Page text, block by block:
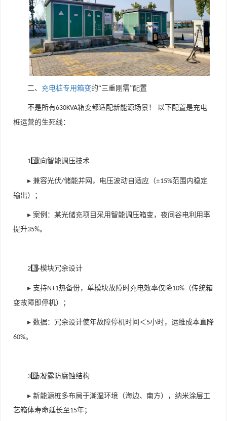
二、 充电桩专用箱变的“三重刚需”配置
不是所有630KVA箱变都适配新能源场景！ 以下配置是充电
桩运营的生死线：
1️⃣ 双向智能调压技术
▸ 兼容光伏/储能并网，电压波动自适应（±15%范围内稳定
输出）；
▸ 案例：某光储充项目采用智能调压箱变，夜间谷电利用率
提升35%。
2️⃣ 多模块冗余设计
▸ 支持N+1热备份，单模块故障时充电效率仅降10% （传统箱
变故障即停机）；
▸ 数据：冗余设计使年故障停机时间＜5小时，运维成本直降
60%。
3️⃣ 防凝露防腐蚀结构
▸ 新能源桩多布局于潮湿环境（海边、南方），纳米涂层工
艺箱体寿命延长至15年；